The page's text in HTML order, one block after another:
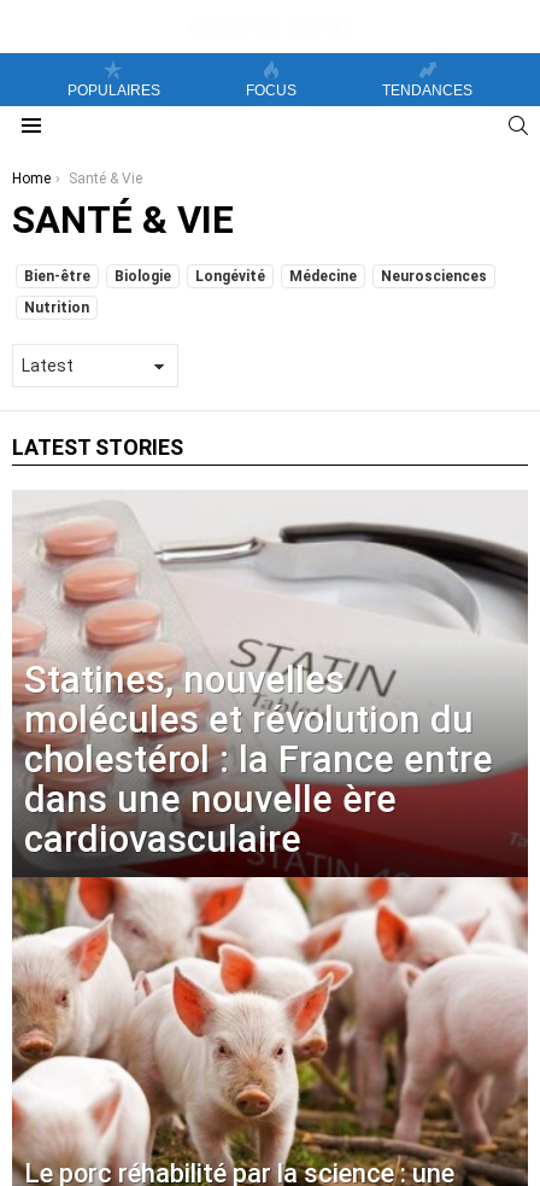
POPULAIRES FOCUS TENDANCES
You are here:
Home Santé & Vie
SANTÉ & VIE
SUBTERMS
Bien-être Biologie Longévité Médecine
Neurosciences
Nutrition
LATEST STORIES
Statines, nouvelles
molécules et révolution du
cholestérol : la France entre
dans une nouvelle ère
cardiovasculaire
Le porc réhabilité par la science : une